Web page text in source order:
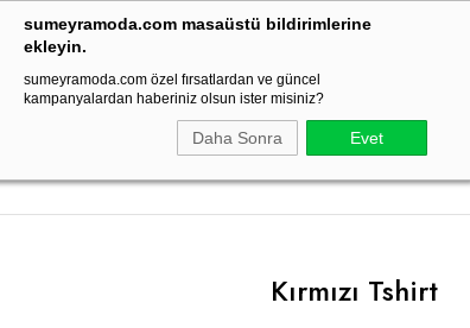
sumeyramoda.com masaüstü bildirimlerine
ekleyin.
sumeyramoda.com özel fırsatlardan ve güncel
kampanyalardan haberiniz olsun ister misiniz?
Daha Sonra Evet
KARGO ÜCRETSİZ! 3000TL VE ÜZERİ TÜM
ALT GİYİMDIŞ GİYİMTAKIM PARTY WEAR
Kırmızı Tshirt